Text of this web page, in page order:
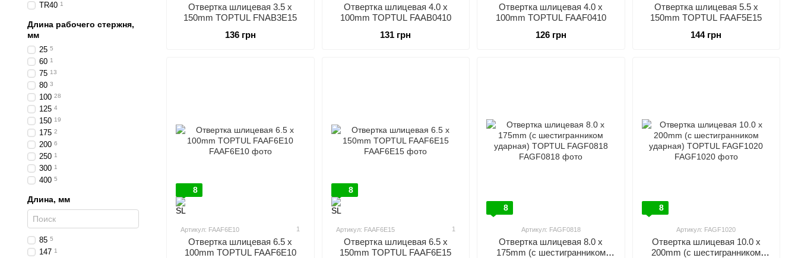
Отвертка шлицевая 3.5 x
150mm TOPTUL FNAB3E15
136 грн
Отвертка шлицевая 4.0 x
100mm TOPTUL FAAB0410
131 грн
Отвертка шлицевая 4.0 x
100mm TOPTUL FAAF0410
126 грн
Отвертка шлицевая 5.5 x
150mm TOPTUL FAAF5E15
144 грн
8
Артикул: FAAF6E10 1
Отвертка шлицевая 6.5 x
100mm TOPTUL FAAF6E10
8
Артикул: FAAF6E15 1
Отвертка шлицевая 6.5 x
150mm TOPTUL FAAF6E15
8
Артикул: FAGF0818
Отвертка шлицевая 8.0 x
175mm (с шестигранником
8
Артикул: FAGF1020
Отвертка шлицевая 10.0 x
200mm (с шестигранником
TR40 1
Длина рабочего стержня,
мм
25 5
60 1
75 13
80 3
100 28
125 4
150 19
175 2
200 6
250 1
300 1
400 5
Длина, мм
85 5
147 1